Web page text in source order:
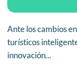
Ante los cambios
turísticos
innovación...